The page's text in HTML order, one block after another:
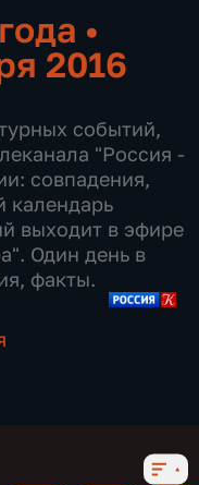
•
2016
событий,
"Россия -
совпадения,
календарь
выходит в эфире
Один день в
факты.